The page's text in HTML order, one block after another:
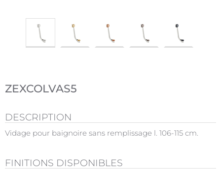
ZEXCOLVAS5
DESCRIPTION
Vidage pour baignoire sans remplissage l. 106-115 cm.
FINITIONS DISPONIBLES